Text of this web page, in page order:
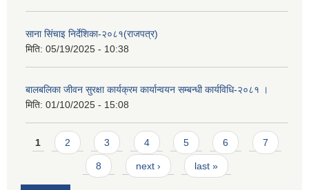
साना सिंचाइ निर्देशिका-२०८१(राजपत्र)
मिति: 05/19/2025 - 10:38
बालबलिका जीवन सुरक्षा कार्यक्रम कार्यान्वयन सम्बन्धी कार्यविधि-२०८१ ।
मिति: 01/10/2025 - 15:08
Pages
1 2 3 4 5 6 7
8 next › last »